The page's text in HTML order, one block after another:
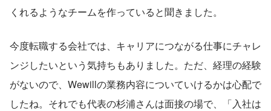
くれるようなチームを作っていると聞きました。
今度転職する会社では、キャリアにつながる仕事にチャレ
ンジしたいという気持ちもありました。ただ、経理の経験
がないので、Wewillの業務内容についていけるかは心配で
したね。それでも代表の杉浦さんは面接の場で、「入社は